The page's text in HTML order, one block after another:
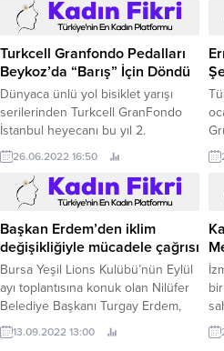
Implementation Support
Symposium 2022’de, ACI ile
“Küresel Eğitim Anlaşması
kapsamında Eğitim Merkezi
Akreditasyonu” anlaşması imzaladı.
Turkcell Granfondo Pedalları
Beykoz’da “Barış” İçin Döndü
Dünyaca ünlü yol bisiklet yarışı
serilerinden Turkcell GranFondo
İstanbul heyecanı bu yıl 2.
26.06.2022 16:50
Başkan Erdem’den iklim
değişikliğiyle mücadele çağrısı
Bursa Yeşil Lions Kulübü’nün Eylül
ayı toplantısına konuk olan Nilüfer
Belediye Başkanı Turgay Erdem,
Nilüfer Belediyesi’nin Tarım Yılı,
Gıda Yılı ve İklim Yılı’nda yaptığı
13.09.2022 13:00